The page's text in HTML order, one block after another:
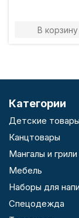
В корзину
Категории
Детские товары
Канцтовары
Мангалы и грили
Мебель
Наборы для
Спецодежда